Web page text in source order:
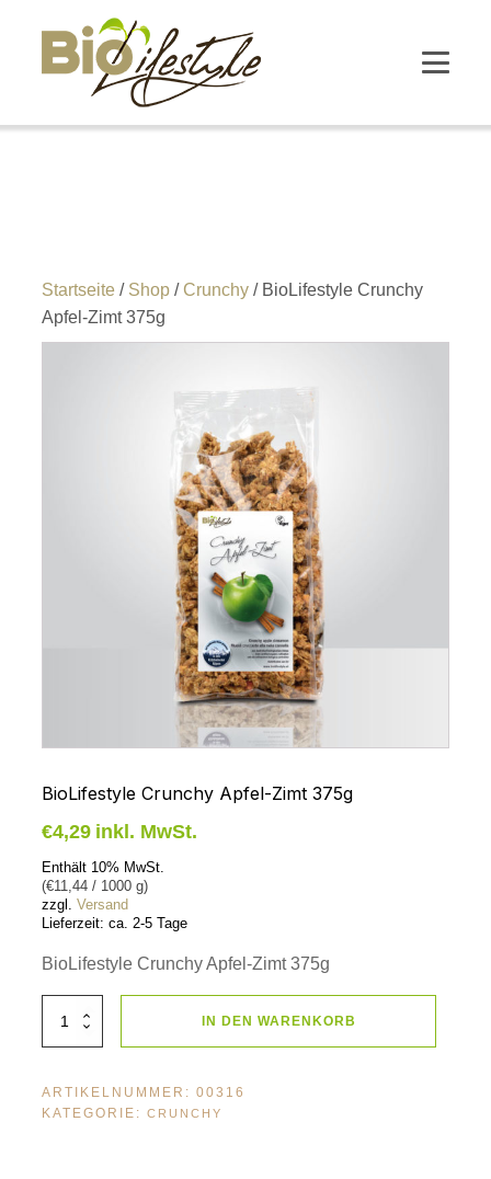
Startseite / Shop / Crunchy / BioLifestyle Crunchy
Apfel-Zimt 375g
BioLifestyle Crunchy Apfel-Zimt 375g
€4,29 inkl. MwSt.
Enthält 10% MwSt.
(€11,44 / 1000 g)
zzgl.Versand
Lieferzeit: ca. 2-5 Tage
BioLifestyle Crunchy Apfel-Zimt 375g
BioLifestyle
Crunchy
IN DEN WARENKORB
ARTIKELNUMMER:00316
KATEGORIE:CRUNCHY